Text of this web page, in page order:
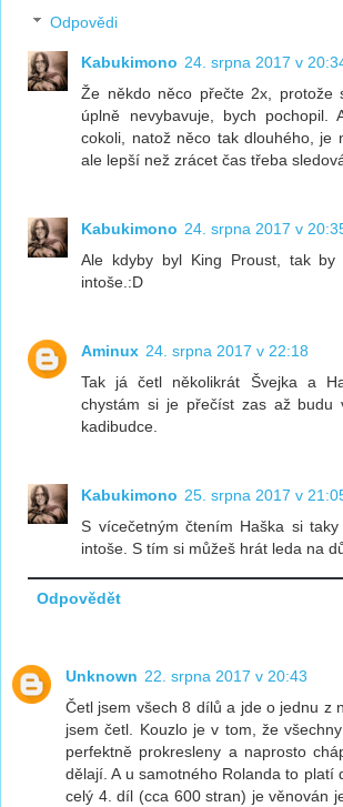
Odpovědi
Kabukimono 24. srpna 2017 v
Že někdo něco přečte 2x, protože
úplně nevybavuje, bych pochopil.
cokoli, natož něco tak dlouhého, je
ale lepší než zrácet čas třeba
Kabukimono 24. srpna 2017 v
Ale kdyby byl King Proust, tak
intoše.:D
Aminux 24. srpna 2017 v 22:18
Tak já četl několikrát Švejka a
chystám si je přečíst zas až budu
kadibudce.
Kabukimono 25. srpna 2017 v
S vícečetným čtením Haška si
intoše. S tím si můžeš hrát leda na
Odpovědět
Unknown 22. srpna 2017 v 20:43
Četl jsem všech 8 dílů a jde o jednu z
jsem četl. Kouzlo je v tom, že
perfektně prokresleny a naprosto
dělají. A u samotného Rolanda to platí
celý 4. díl (cca 600 stran) je věnován